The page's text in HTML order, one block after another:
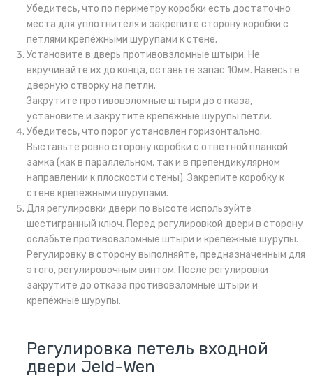
Убедитесь, что по периметру коробки есть достаточно
места для уплотнителя и закрепите сторону коробки с
петлями крепёжными шурупами к стене.
Установите в дверь противовзломные штыри. Не
вкручивайте их до конца, оставьте запас 10мм. Навесьте
дверную створку на петли.
Закрутите противовзломные штыри до отказа,
установите и закрутите крепёжные шурупы петли.
Убедитесь, что порог установлен горизонтально.
Выставьте ровно сторону коробки с ответной планкой
замка (как в параллельном, так и в препендикулярном
направлении к плоскости стены). Закрепите коробку к
стене крепёжными шурупами.
Для регулировки двери по высоте используйте
шестигранный ключ. Перед регулировкой двери в сторону
ослабьте противовзломные штыри и крепёжные шурупы.
Регулировку в сторону выполняйте, предназначенным для
этого, регулировочным винтом. После регулировки
закрутите до отказа противовзломные штыри и
крепёжные шурупы.
Регулировка петель входной
двери Jeld-Wen